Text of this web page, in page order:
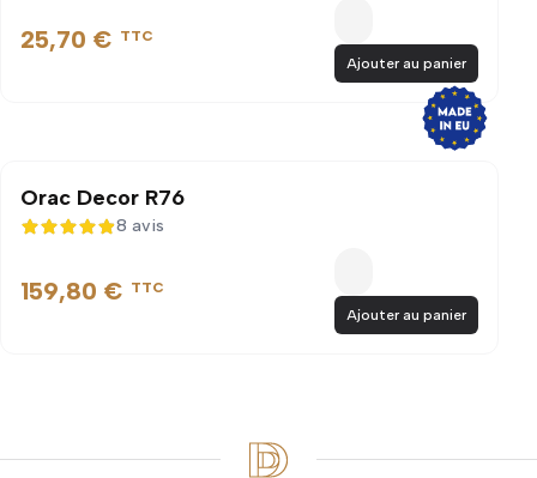
25,70 € TTC
Ajouter au panier
Orac Decor R76
4,9 sur 5
8 avis
159,80 € TTC
Ajouter au panier